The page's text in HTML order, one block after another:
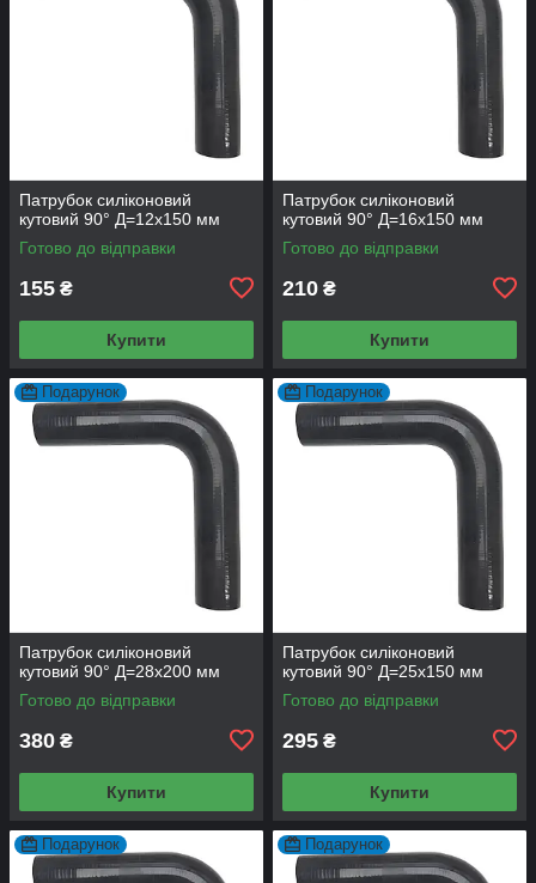
Патрубок силіконовий
кутовий 90° Д=12х150 мм
Готово до відправки
155 ₴
Купити
Патрубок силіконовий
кутовий 90° Д=16х150 мм
Готово до відправки
210 ₴
Купити
Подарунок
Патрубок силіконовий
кутовий 90° Д=28х200 мм
Готово до відправки
380 ₴
Купити
Подарунок
Патрубок силіконовий
кутовий 90° Д=25х150 мм
Готово до відправки
295 ₴
Купити
Подарунок Подарунок